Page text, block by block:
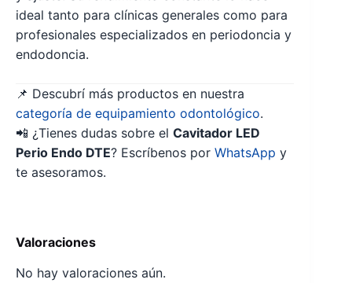
ideal tanto para clínicas generales como para
profesionales especializados en periodoncia y
endodoncia.
📌 Descubrí más productos en nuestra
categoría de equipamiento odontológico.
📲 ¿Tienes dudas sobre el Cavitador LED
Perio Endo DTE? Escríbenos por WhatsApp y
te asesoramos.
Valoraciones
No hay valoraciones aún.